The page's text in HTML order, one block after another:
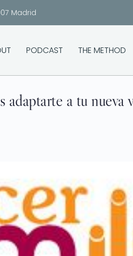
Madrid
PODCAST THE METHOD
a tu nueva